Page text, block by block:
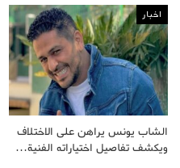
اخبار
الشاب يونس يراهن على الاختلاف
ويكشف تفاصيل اختياراته الفنية…